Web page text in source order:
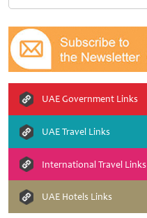
UAE Government Links
UAE Travel Links
International Travel Links
UAE Hotels Links